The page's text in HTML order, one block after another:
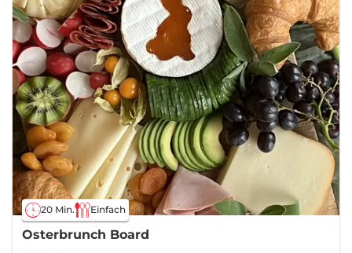
20 Min. Einfach
Osterbrunch Board